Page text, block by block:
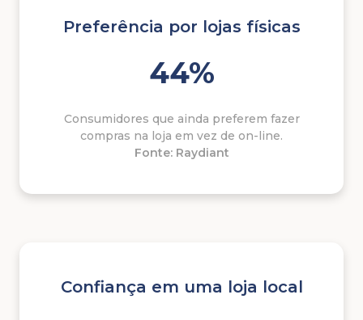
Preferência por lojas físicas
44%
Consumidores que ainda preferem fazer
compras na loja em vez de on-line.
Fonte: Raydiant
Confiança em uma loja local